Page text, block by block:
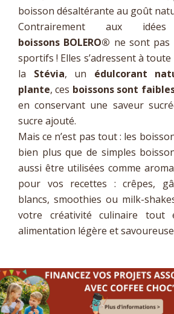
boisson désaltérante au goût
Contrairement aux
boissons BOLERO® ne sont pas
sportifs ! Elles s’adressent à toute
la Stévia, un édulcorant
plante, ces boissons sont
en conservant une saveur
sucre ajouté.
Mais ce n’est pas tout : les
bien plus que de simples
aussi être utilisées comme
pour vos recettes : crêpes,
blancs, smoothies ou milk-
votre créativité culinaire tout
alimentation légère et